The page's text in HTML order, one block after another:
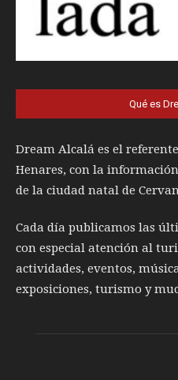
Qué es
Dream Alcalá es el
Henares, con la
de la ciudad natal de
Cada día publicamos las
con especial atención al
actividades, eventos,
exposiciones, turismo y